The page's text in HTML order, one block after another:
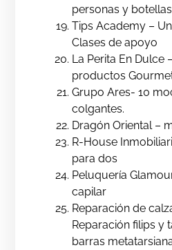
personas y
Tips Academy –
Clases de apoyo
La Perita En Dulce
productos
Grupo Ares- 10
colgantes.
Dragón Oriental –
R-House
para dos
Peluquería
capilar
Reparación de
Reparación filips y
barras